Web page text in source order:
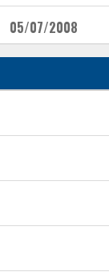
05/07/2008